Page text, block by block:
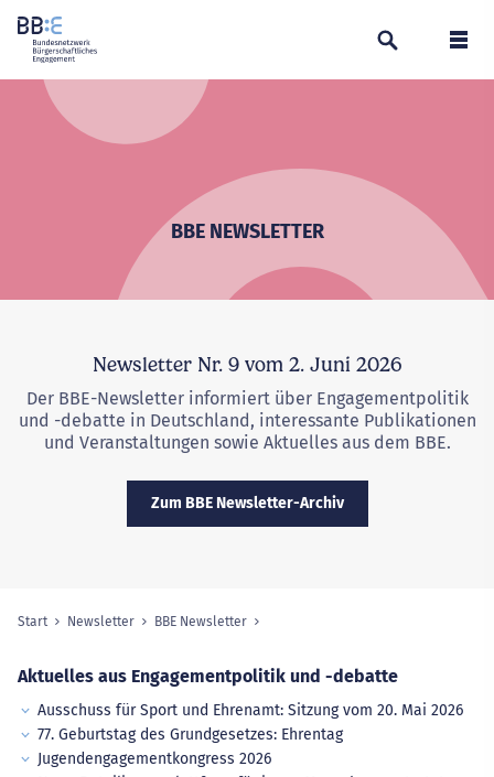
Suchen
BBE NEWSLETTER
Newsletter Nr. 9 vom 2. Juni 2026
Der BBE-Newsletter informiert über Engagementpolitik
und -debatte in Deutschland, interessante Publikationen
und Veranstaltungen sowie Aktuelles aus dem BBE.
Zum BBE Newsletter-Archiv
Sie sind hier:
Start Newsletter BBE Newsletter
Aktuelles aus Engagementpolitik und -debatte
Ausschuss für Sport und Ehrenamt: Sitzung vom 20. Mai 2026
77. Geburtstag des Grundgesetzes: Ehrentag
Jugendengagementkongress 2026